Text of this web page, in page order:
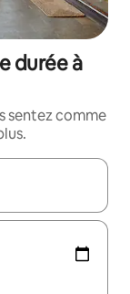
durée à
sentez comme
flèches vers le